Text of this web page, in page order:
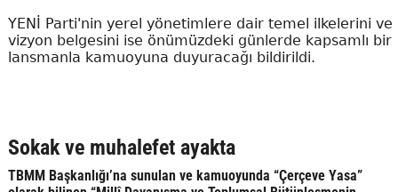
YENİ Parti'nin yerel yönetimlere dair temel ilkelerini ve
vizyon belgesini ise önümüzdeki günlerde kapsamlı bir
lansmanla kamuoyuna duyuracağı bildirildi.
Sokak ve muhalefet ayakta
TBMM Başkanlığı’na sunulan ve kamuoyunda “Çerçeve Yasa”